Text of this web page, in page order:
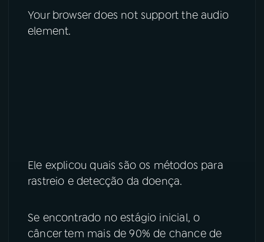
YouTube
Your browser does not support the audio
element.
Ele explicou quais são os métodos para
rastreio e detecção da doença.
Se encontrado no estágio inicial, o
câncer tem mais de 90% de chance de